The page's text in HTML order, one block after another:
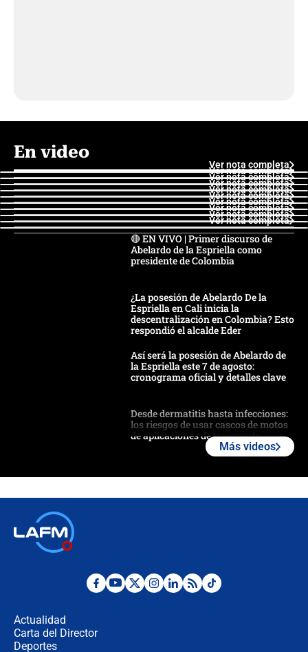
En video
Ver nota completa
Ver nota completa
Ver nota completa
Ver nota completa
Ver nota completa
Ver nota completa
Ver nota completa
Ver nota completa
Ver nota completa
Ver nota completa
🔴 EN VIVO | Primer discurso de
Abelardo de la Espriella como
presidente de Colombia
¿La posesión de Abelardo De la
Espriella en Cali inicia la
descentralización en Colombia? Esto
respondió el alcalde Eder
Así será la posesión de Abelardo de
la Espriella este 7 de agosto:
cronograma oficial y detalles clave
Desde dermatitis hasta infecciones:
los riesgos de usar cascos de motos
de aplicaciones de transporte
Posesión de Abelardo De La Espriella
Más videos
Actualidad
Carta del Director
Deportes